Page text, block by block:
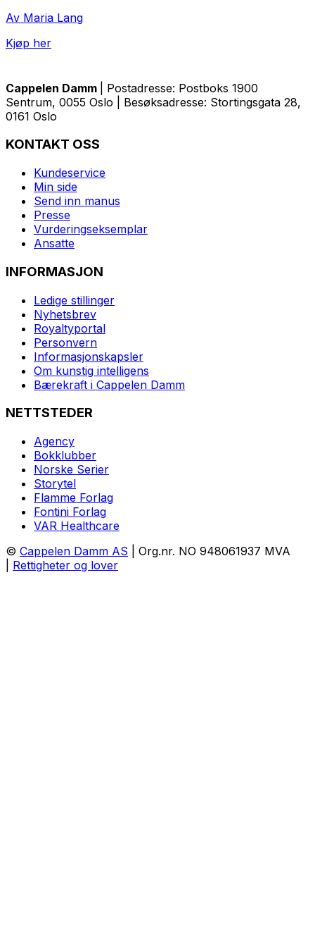
Av Maria Lang
Kjøp her
Cappelen Damm
| Postadresse: Postboks 1900
Sentrum, 0055 Oslo | Besøksadresse: Stortingsgata 28,
0161 Oslo
KONTAKT OSS
Kundeservice
Min side
Send inn manus
Presse
Vurderingseksemplar
Ansatte
INFORMASJON
Ledige stillinger
Nyhetsbrev
Royaltyportal
Personvern
Informasjonskapsler
Om kunstig intelligens
Bærekraft i Cappelen Damm
NETTSTEDER
Agency
Bokklubber
Norske Serier
Storytel
Flamme Forlag
Fontini Forlag
VAR Healthcare
© Cappelen Damm AS | Org.nr. NO 948061937 MVA
Rettigheter og lover